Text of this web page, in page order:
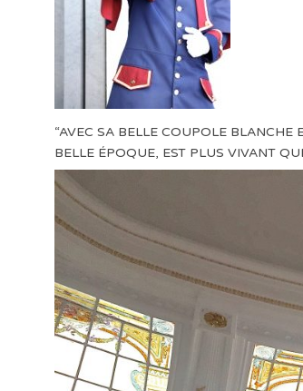
“AVEC SA BELLE COUPOLE
BELLE ÉPOQUE, EST PLUS VIVANT